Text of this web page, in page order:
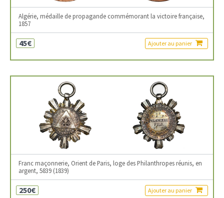
Algérie, médaille de propagande commémorant la victoire française,
1857
45€ Ajouter au panier
Franc maçonnerie, Orient de Paris, loge des Philanthropes réunis, en
argent, 5839 (1839)
250€ Ajouter au panier